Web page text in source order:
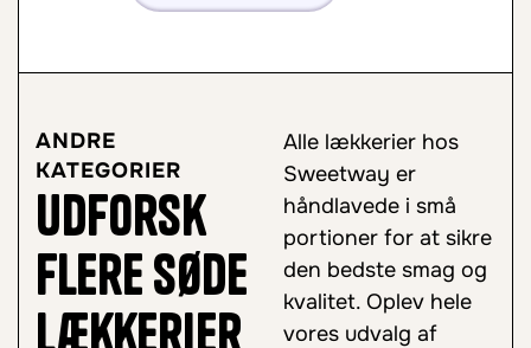
ANDRE
KATEGORIER
Udforsk
flere søde
lækkerier
Alle lækkerier hos
Sweetway er
håndlavede i små
portioner for at sikre
den bedste smag og
kvalitet. Oplev hele
vores udvalg af